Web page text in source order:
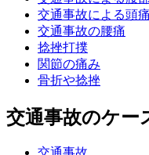
交通事故による頭
交通事故の腰痛
捻挫打撲
関節の痛み
骨折や捻挫
交通事故のケー